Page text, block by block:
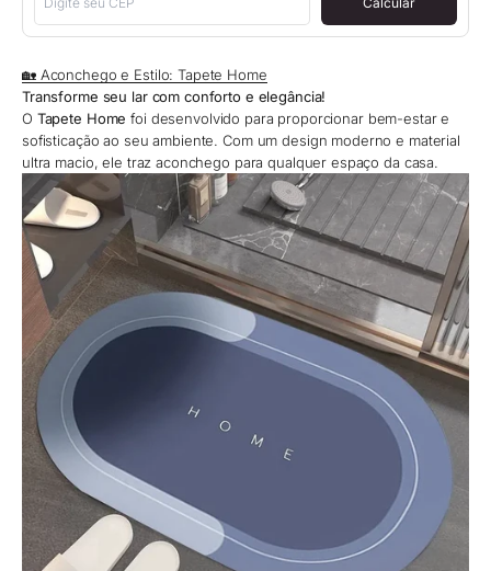
🏡 Aconchego e Estilo: Tapete Home
Transforme seu lar com conforto e elegância!
O Tapete Home foi desenvolvido para proporcionar bem-estar e
sofisticação ao seu ambiente. Com um design moderno e material
ultra macio, ele traz aconchego para qualquer espaço da casa.